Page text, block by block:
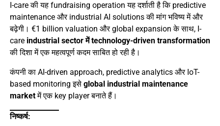
I-care की यह fundraising operation यह दर्शाती है कि predictive
maintenance और industrial AI solutions की मांग भविष्य में और
बढ़ेगी। €1 billion valuation और global expansion के साथ, I-
care industrial sector में technology-driven transformation
की दिशा में एक महत्वपूर्ण कदम साबित हो रही है।
कंपनी का AI-driven approach, predictive analytics और IoT-
based monitoring इसे global industrial maintenance
marketमें एक key player बनाते हैं।
निष्कर्ष: